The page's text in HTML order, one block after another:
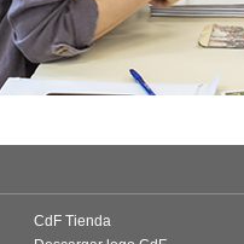
CdF Tienda